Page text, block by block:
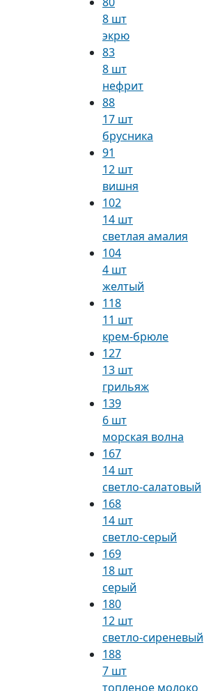
8 шт
экрю
83
8 шт
нефрит
88
17 шт
брусника
91
12 шт
вишня
102
14 шт
светлая амалия
104
4 шт
желтый
118
11 шт
крем-брюле
127
13 шт
грильяж
139
6 шт
морская волна
167
14 шт
светло-салатовый
168
14 шт
светло-серый
169
18 шт
серый
180
12 шт
светло-сиреневый
188
7 шт
топленое молоко